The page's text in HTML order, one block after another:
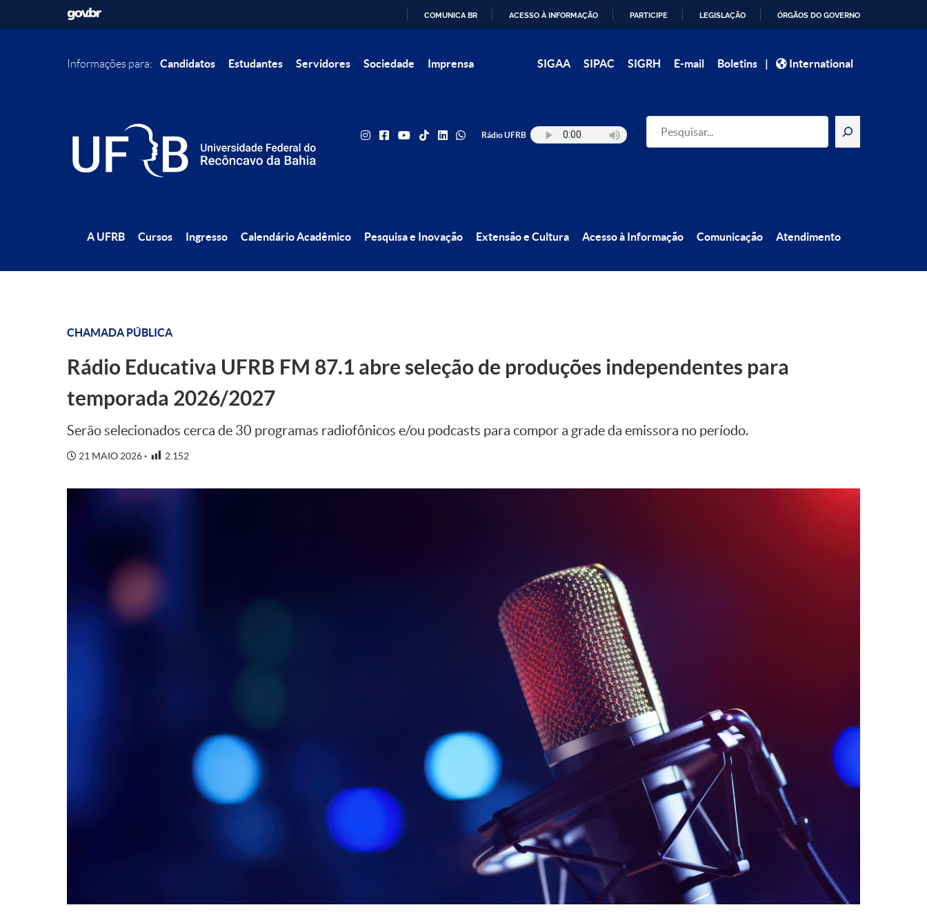
PARA
COMUNICA BR ACESSO À INFORMAÇÃO PARTICIPE LEGISLAÇÃO ÓRGÃOS DO GOVERNO
Informações para: Candidatos Estudantes Servidores Sociedade Imprensa SIGAA SIPAC SIGRH E-mail Boletins | International
Rádio UFRB
Pesquisar
A UFRB Cursos Ingresso Calendário Acadêmico Pesquisa e Inovação Extensão e Cultura Acesso à Informação Comunicação Atendimento
CHAMADA PÚBLICA
Rádio Educativa UFRB FM 87.1 abre seleção de produções independentes para
temporada 2026/2027
Serão selecionados cerca de 30 programas radiofônicos e/ou podcasts para compor a grade da emissora no período.
21 MAIO 2026 2.152